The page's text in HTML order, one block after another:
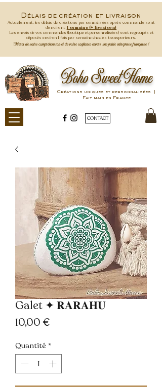
Délais de création et livraison
Actuellement, les délais de créations personnalisées après commande sont
d'environ : 1 semaine (+ livraison)
Les envois de vos commandes (boutique et personnalisées) sont regroupés et
déposés environ 1 fois par semainechez les transporteurs.
Merci de votre compréhension et de votre confiance envers une petite entreprise française !
Boho Sweet Home
Créations uniques et personnalisées |
Fait main en France
CONTACT
Galet ✦ 𝐑𝐀𝐑𝐀𝐇𝐔
10,00 €
Quantité *